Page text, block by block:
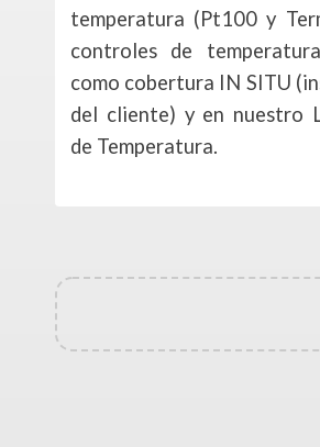
temperatura (Pt100 y
controles de
como cobertura IN SITU
del cliente) y en nuestro
de Temperatura.